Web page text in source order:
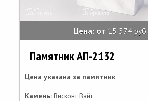
Цена: от 15 574 руб.
Памятник АП-2132
Цена указана за памятник
Камень: Висконт Вайт